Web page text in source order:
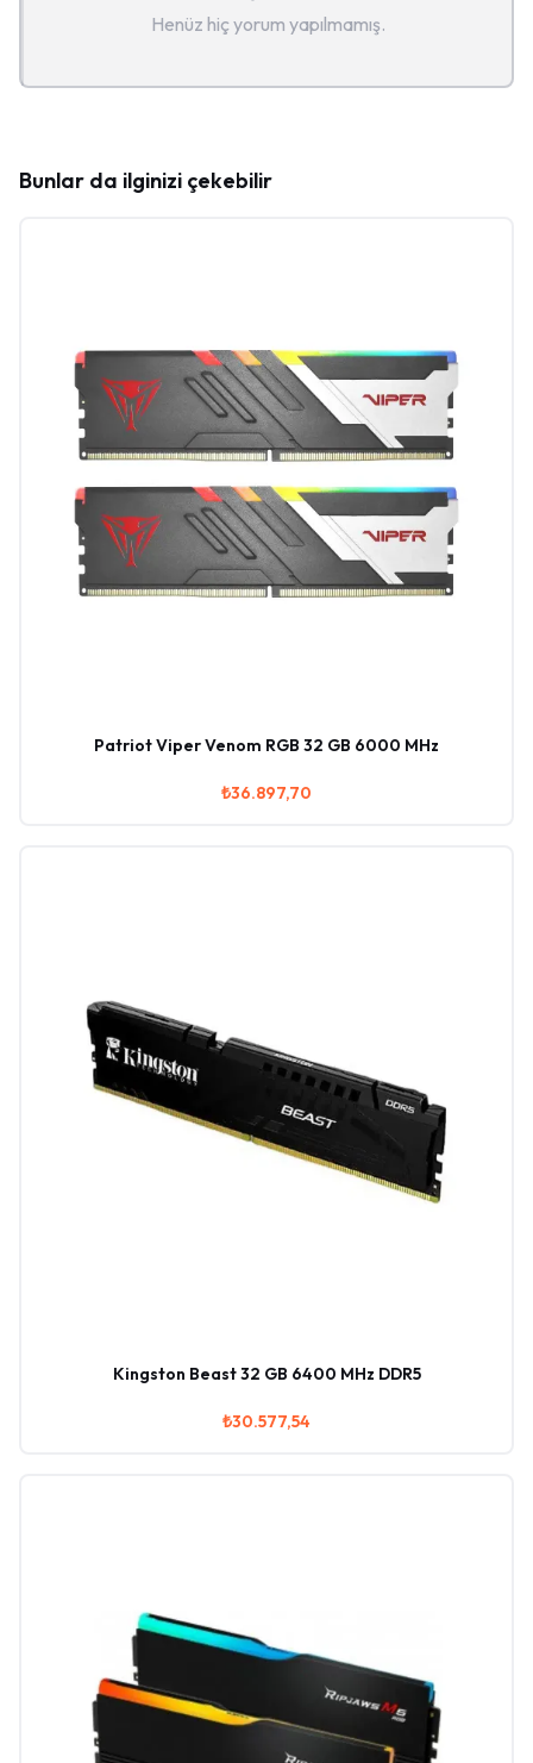
Henüz hiç yorum yapılmamış.
Bunlar da ilginizi çekebilir
Patriot Viper Venom RGB 32 GB 6000 MHz
₺36.897,70
Kingston Beast 32 GB 6400 MHz DDR5
₺30.577,54